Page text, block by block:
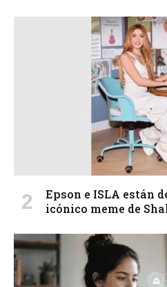
Epson e ISLA están
icónico meme de